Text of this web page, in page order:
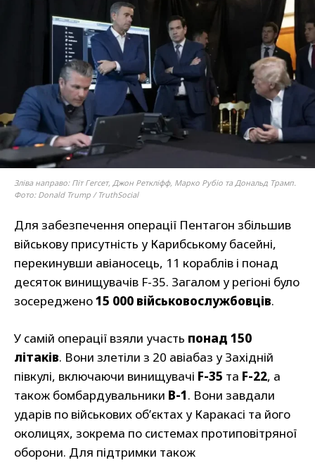
Зліва направо: Піт Гегсет, Джон Реткліфф, Марко Рубіо та Дональд Трамп.
Фото: Donald Trump / TruthSocial
Для забезпечення операції Пентагон збільшив
військову присутність у Карибському басейні,
перекинувши авіаносець, 11 кораблів і понад
десяток винищувачів F-35. Загалом у регіоні було
зосереджено15 000 військовослужбовців.
У самій операції взяли участь понад 150
літаків. Вони злетіли з 20 авіабаз у Західній
півкулі, включаючи винищувачі F-35 та F-22, а
також бомбардувальники B-1. Вони завдали
ударів по військових об’єктах у Каракасі та його
околицях, зокрема по системах протиповітряної
оборони. Для підтримки також